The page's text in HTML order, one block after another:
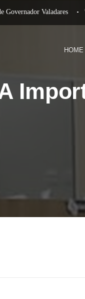
Governador Valadares
HOME